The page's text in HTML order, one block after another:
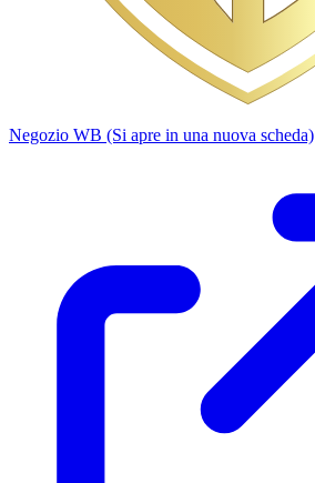
Negozio WB (Si apre in una nuova scheda)